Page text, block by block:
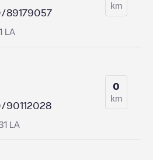
89179057
LA
km
90112028
LA
0
km